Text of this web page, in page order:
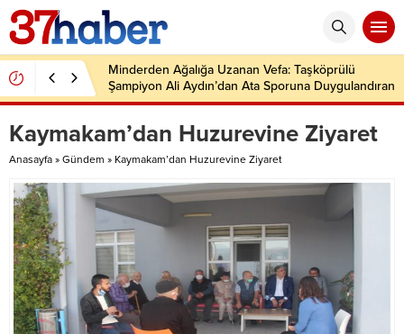
Minderden Ağalığa Uzanan Vefa: Taşköprülü
Şampiyon Ali Aydın’dan Ata Sporuna Duygulandıran
Dönüş
Kaymakam’dan Huzurevine Ziyaret
Anasayfa » Gündem » Kaymakam’dan Huzurevine Ziyaret